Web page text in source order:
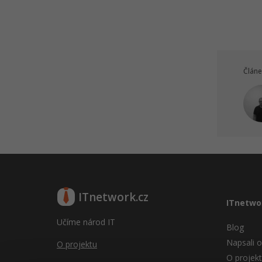
online marketingu - Tahák
ITnetwork.cz
Učíme národ IT
O projektu
Blog
Napsali
O